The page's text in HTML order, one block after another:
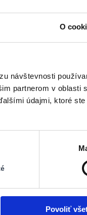
O
návštevnosti
partnerom v oblasti
údajmi, ktoré
Povoliť